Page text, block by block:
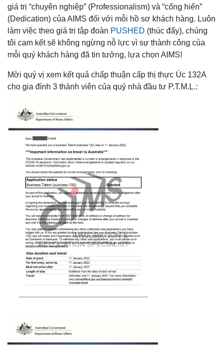
giá trị “chuyên nghiệp” (Professionalism) và “cống hiến”
(Dedication) của AIMS đối với mỗi hồ sơ khách hàng. Luôn
làm việc theo giá trị tập đoàn PUSHED (thúc đẩy), chúng
tôi cam kết sẽ không ngừng nỗ lực vì sự thành công của
mỗi quý khách hàng đã tin tưởng, lựa chọn AIMS!
Mời quý vị xem kết quả chấp thuận cấp thị thực Úc 132A
cho gia đình 3 thành viên của quý nhà đầu tư P.T.M.L.: